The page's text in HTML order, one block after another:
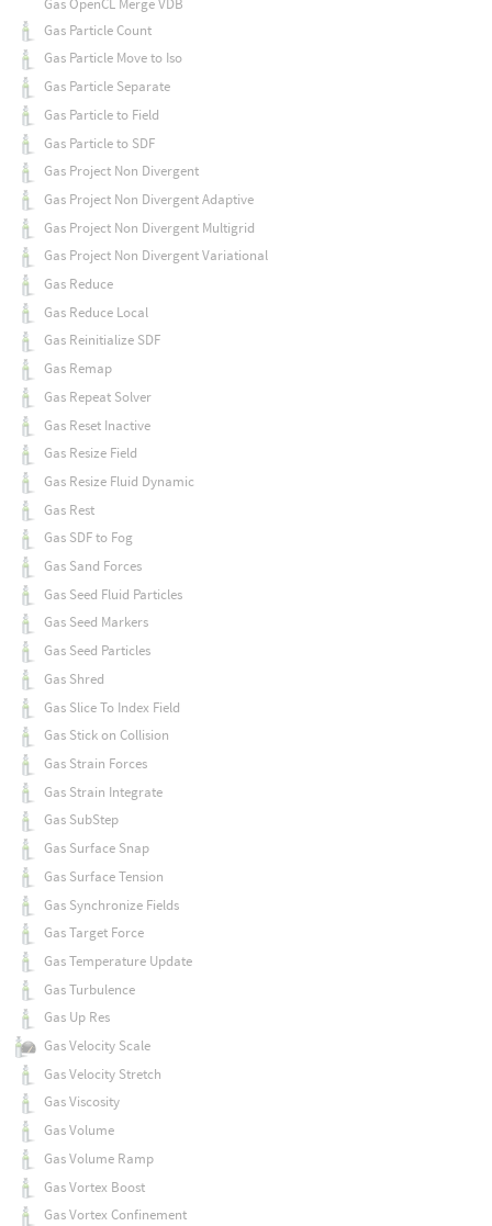
Gas Particle Count
Gas Particle Move to Iso
Gas Particle Separate
Gas Particle to Field
Gas Particle to SDF
Gas Project Non Divergent
Gas Project Non Divergent Adaptive
Gas Project Non Divergent Multigrid
Gas Project Non Divergent Variational
Gas Reduce
Gas Reduce Local
Gas Reinitialize SDF
Gas Remap
Gas Repeat Solver
Gas Reset Inactive
Gas Resize Field
Gas Resize Fluid Dynamic
Gas Rest
Gas SDF to Fog
Gas Sand Forces
Gas Seed Fluid Particles
Gas Seed Markers
Gas Seed Particles
Gas Shred
Gas Slice To Index Field
Gas Stick on Collision
Gas Strain Forces
Gas Strain Integrate
Gas SubStep
Gas Surface Snap
Gas Surface Tension
Gas Synchronize Fields
Gas Target Force
Gas Temperature Update
Gas Turbulence
Gas Up Res
Gas Velocity Scale
Gas Velocity Stretch
Gas Viscosity
Gas Volume
Gas Volume Ramp
Gas Vortex Boost
Gas Vortex Confinement